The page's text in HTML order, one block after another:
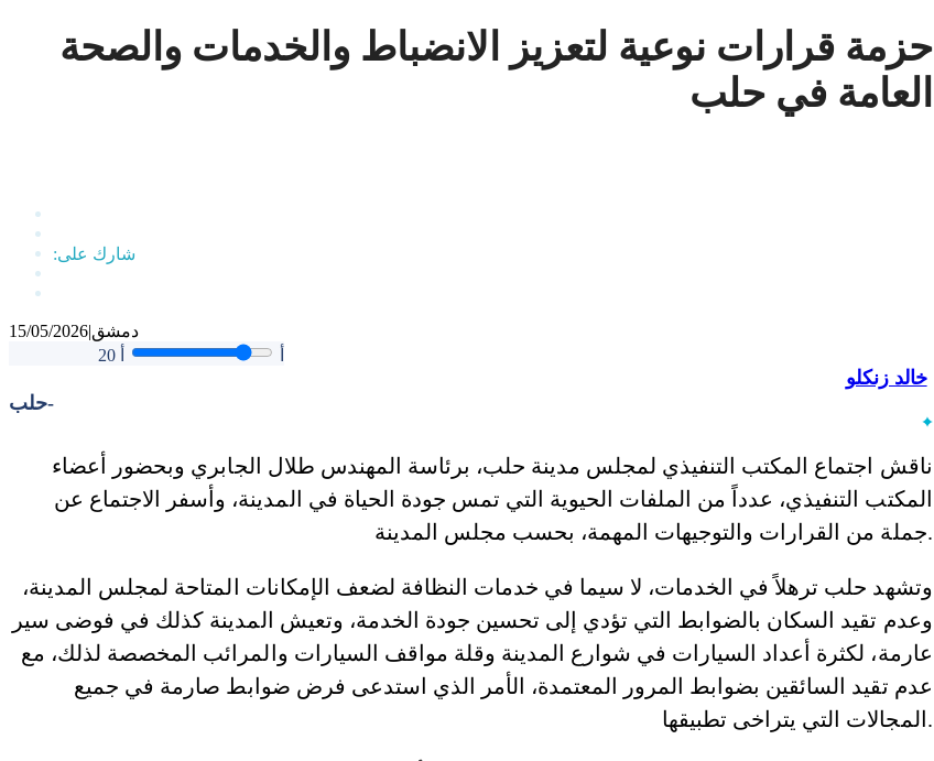
حزمة قرارات نوعية لتعزيز الانضباط والخدمات والصحة
العامة في حلب
15/05/2026|دمشق
20
خالد زنكلو
حلب-
ناقش اجتماع المكتب التنفيذي لمجلس مدينة حلب، برئاسة المهندس طلال الجابري وبحضور أعضاء
المكتب التنفيذي، عدداً من الملفات الحيوية التي تمس جودة الحياة في المدينة، وأسفر الاجتماع عن
جملة من القرارات والتوجيهات المهمة، بحسب مجلس المدينة.
وتشهد حلب ترهلاً في الخدمات، لا سيما في خدمات النظافة لضعف الإمكانات المتاحة لمجلس المدينة،
وعدم تقيد السكان بالضوابط التي تؤدي إلى تحسين جودة الخدمة، وتعيش المدينة كذلك في فوضى سير
عارمة، لكثرة أعداد السيارات في شوارع المدينة وقلة مواقف السيارات والمرائب المخصصة لذلك، مع
عدم تقيد السائقين بضوابط المرور المعتمدة، الأمر الذي استدعى فرض ضوابط صارمة في جميع
المجالات التي يتراخى تطبيقها.